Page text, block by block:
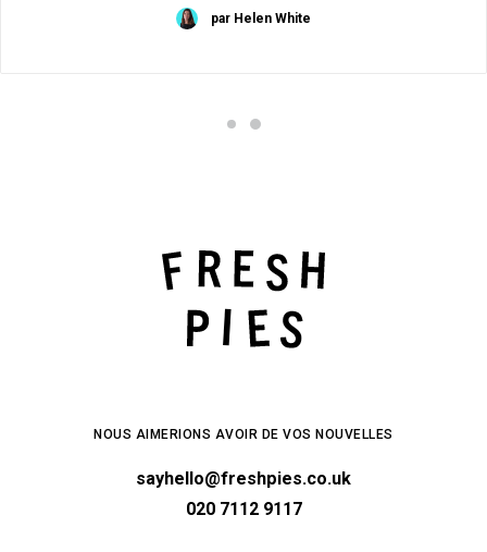
par Helen White
NOUS AIMERIONS AVOIR DE VOS NOUVELLES
sayhello@freshpies.co.uk
020 7112 9117